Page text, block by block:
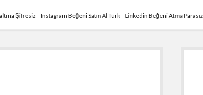
Şifresiz Instagram Beğeni Satın Al Türk Linkedin Beğeni Atma Parasız